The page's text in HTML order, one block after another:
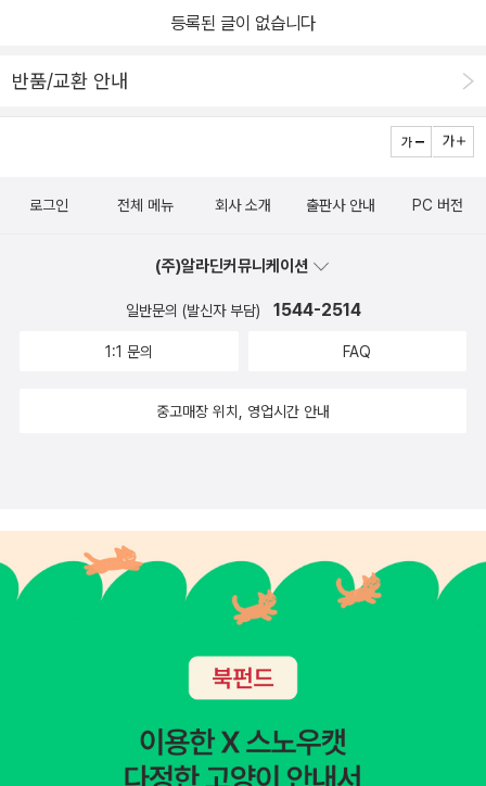
등록된 글이 없습니다
반품/교환 안내
로그인 전체 메뉴 회사 소개 출판사 안내 PC 버전
(주)알라딘커뮤니케이션
일반문의 (발신자 부담) 1544-2514
1:1 문의 FAQ
중고매장 위치, 영업시간 안내